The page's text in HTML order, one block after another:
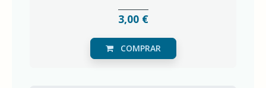
3,00 €
COMPRAR